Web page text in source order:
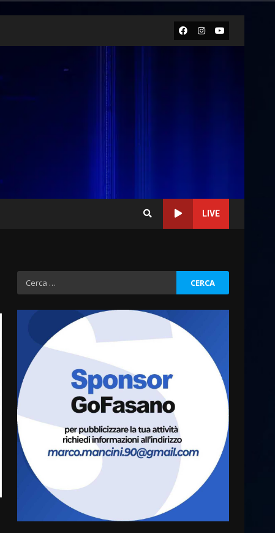
Facebook
Instagram
Youtube
LIVE
Ricerca
per:
Grazia Neglia, coordinatrice
cittadina di Fratelli d’Italia,
pronta a tornare in Consiglio
comunale
6 Agosto 2026 08:00
4
Cura dei beni comuni e
cittadinanza attiva: online
l’avviso per la gestione
condivisa della Villetta di
La magia del Minareto e la
prima assoluta de “L’Albergo
Belvedere. Il rapimento”